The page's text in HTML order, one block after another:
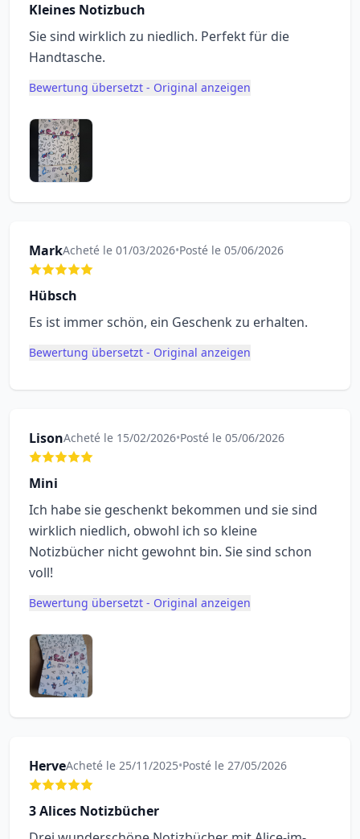
Kleines Notizbuch
Sie sind wirklich zu niedlich. Perfekt für die
Handtasche.
Bewertung übersetzt - Original anzeigen
MarkAcheté le 01/03/2026•Posté le 05/06/2026
Hübsch
Es ist immer schön, ein Geschenk zu erhalten.
Bewertung übersetzt - Original anzeigen
LisonAcheté le 15/02/2026•Posté le 05/06/2026
Mini
Ich habe sie geschenkt bekommen und sie sind
wirklich niedlich, obwohl ich so kleine
Notizbücher nicht gewohnt bin. Sie sind schon
voll!
Bewertung übersetzt - Original anzeigen
HerveAcheté le 25/11/2025•Posté le 27/05/2026
3 Alices Notizbücher